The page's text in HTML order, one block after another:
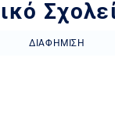
ΔΙΑΦΉΜΙΣΗ